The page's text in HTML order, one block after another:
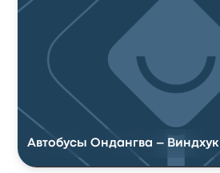
Автобусы Ондангва – Виндхук